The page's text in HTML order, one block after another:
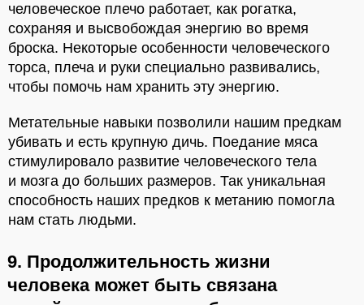
человеческое плечо работает, как рогатка,
сохраняя и высвобождая энергию во время
броска. Некоторые особенности человеческого
торса, плеча и руки специально развивались,
чтобы помочь нам хранить эту энергию.
Метательные навыки позволили нашим предкам
убивать и есть крупную дичь. Поедание мяса
стимулировало развитие человеческого тела
и мозга до больших размеров. Так уникальная
способность наших предков к метанию помогла
нам стать людьми.
9. Продолжительность жизни
человека может быть связана